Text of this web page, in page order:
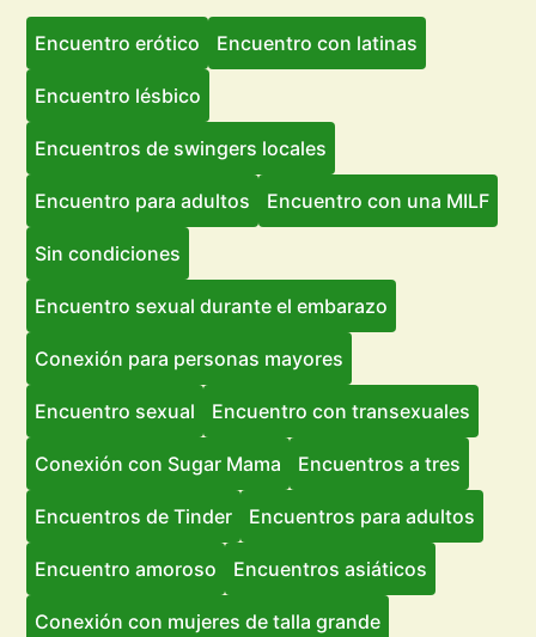
Encuentro erótico Encuentro con latinas
Encuentro lésbico
Encuentros de swingers locales
Encuentro para adultos Encuentro con una MILF
Sin condiciones
Encuentro sexual durante el embarazo
Conexión para personas mayores
Encuentro sexual Encuentro con transexuales
Conexión con Sugar Mama Encuentros a tres
Encuentros de Tinder Encuentros para adultos
Encuentro amoroso Encuentros asiáticos
Conexión con mujeres de talla grande